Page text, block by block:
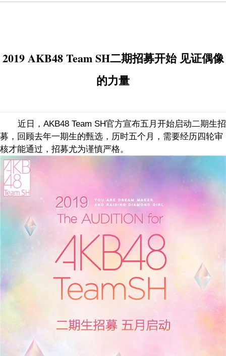
2019 AKB48 Team SH二期招募开始 见证偶像
的力量
近日， AKB48 Team SH官方宣布五月开始启动二期生招
募，回顾去年一期生的甄选，历时五个月，需要经历四轮审
核才能通过，招募尤为谨慎严格。